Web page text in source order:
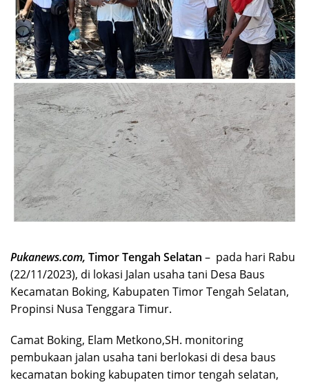
Pukanews.com, Timor Tengah Selatan – pada hari Rabu
(22/11/2023), di lokasi Jalan usaha tani Desa Baus
Kecamatan Boking, Kabupaten Timor Tengah Selatan,
Propinsi Nusa Tenggara Timur.
Camat Boking, Elam Metkono,SH. monitoring
pembukaan jalan usaha tani berlokasi di desa baus
kecamatan boking kabupaten timor tengah selatan,